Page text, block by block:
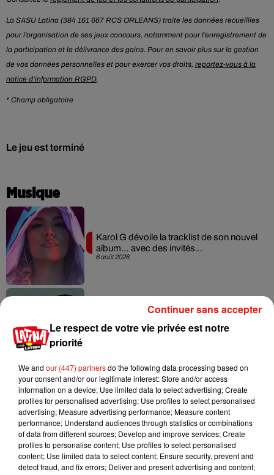
La SASU Latina (384 161 667 RCS ORLEANS) traite les données recueillies
pour l’organisation de ses jeux concours, notamment pour l’enregistrement de
la participation et la délivrance des gains. Pour en savoir plus sur la gestion
de vos données personnelles et pour exercer vos droits, reportez-vous à la
notice d'information RGPD.
* Champ obligatoire
Le jeu est terminé
Musique
6 août 2026
Karol G dévoile la tracklist de son nouvel
album… avec des invités...
Becky G sur son nouveau single
31 juillet 2026
Escapade à Guadalajara
Le respect de votre vie privée est notre
priorité
We and our (447) partnersdo the following data processing based on
your consent and/or our legitimate interest: Store and/or access
information on a device; Use limited data to select advertising; Create
profiles for personalised advertising; Use profiles to select personalised
advertising; Measure advertising performance; Measure content
performance; Understand audiences through statistics or combinations
of data from different sources; Develop and improve services; Create
profiles to personalise content; Use profiles to select personalised
content; Use limited data to select content; Ensure security, prevent and
detect fraud, and fix errors; Deliver and present advertising and content;
Continuer sans accepter